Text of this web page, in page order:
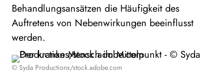
Behandlungsansätzen die Häufigkeit des
Auftretens von Nebenwirkungen beeinflusst
werden.
© Syda Productions/stock.adobe.com